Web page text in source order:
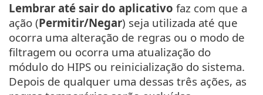
Lembrar até sair do aplicativo faz com que a
ação (Permitir/Negar) seja utilizada até que
ocorra uma alteração de regras ou o modo de
filtragem ou ocorra uma atualização do
módulo do HIPS ou reinicialização do sistema.
Depois de qualquer uma dessas três ações, as